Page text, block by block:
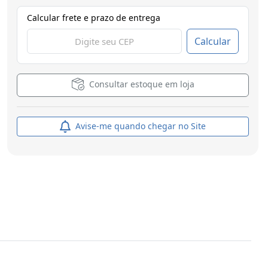
Calcular frete e prazo de entrega
Calcular
Consultar estoque em loja
Avise-me quando chegar no Site